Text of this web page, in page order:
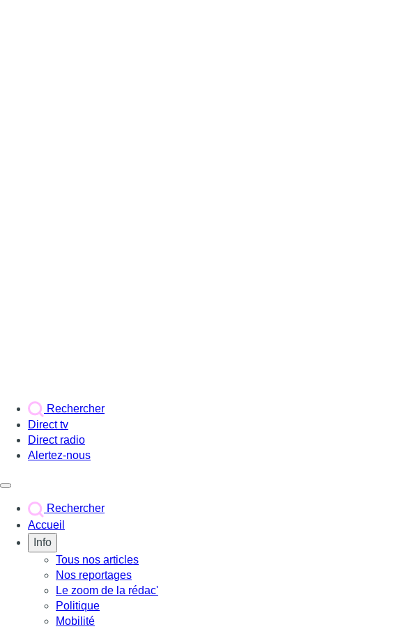
Rechercher
Direct tv
Direct radio
Alertez-nous
Rechercher
Accueil
Info
Tous nos articles
Nos reportages
Le zoom de la rédac'
Politique
Mobilité